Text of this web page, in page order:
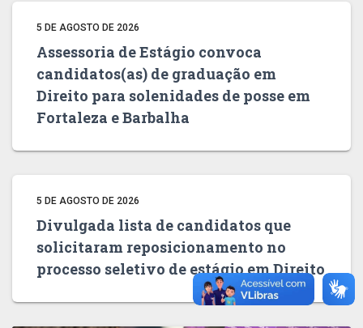
5 DE AGOSTO DE 2026
Assessoria de Estágio convoca
candidatos(as) de graduação em
Direito para solenidades de posse em
Fortaleza e Barbalha
5 DE AGOSTO DE 2026
Divulgada lista de candidatos que
solicitaram reposicionamento no
processo seletivo de estágio em Direito